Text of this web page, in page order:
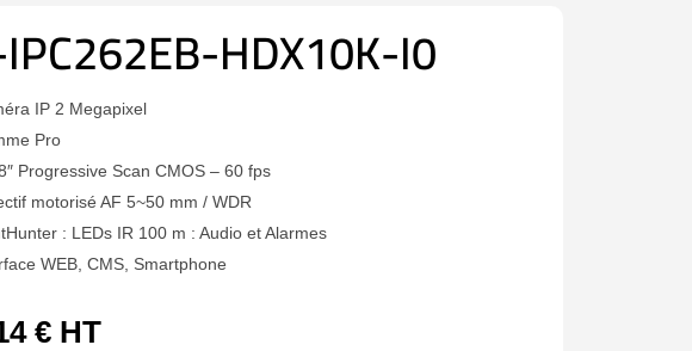
HDX10K-I0
IP 2 Megapixel
Pro
Progressive Scan CMOS – 60 fps
motorisé AF 5~50 mm / WDR
: LEDs IR 100 m : Audio et Alarmes
WEB, CMS, Smartphone
€ HT